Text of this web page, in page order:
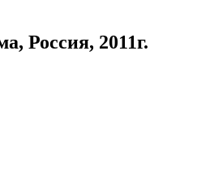
2011г.